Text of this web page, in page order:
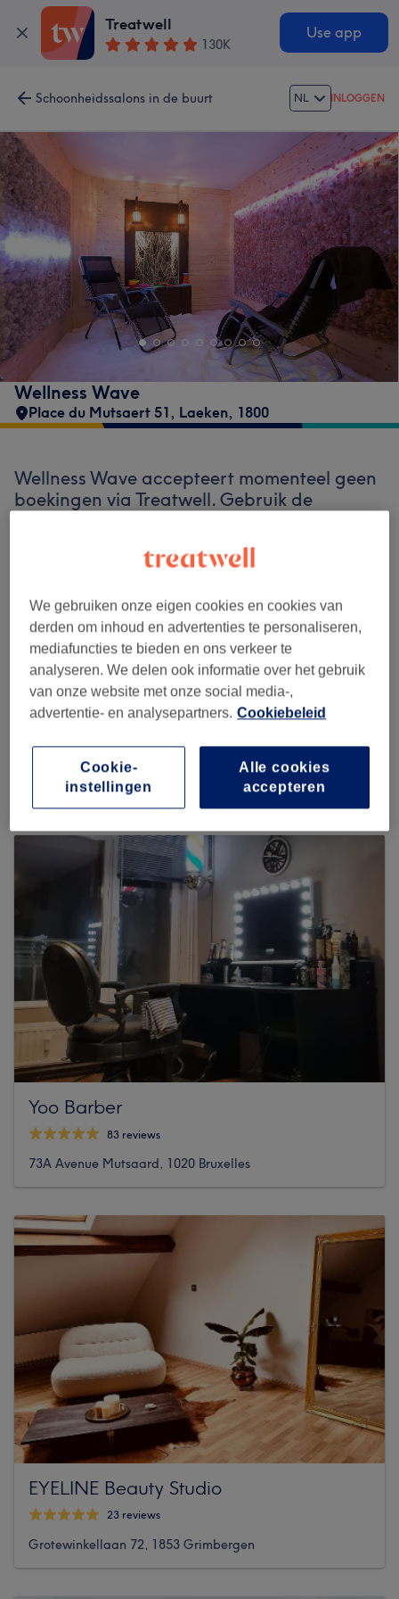
Treatwell
130K
Use app
Schoonheidssalons in de buurt NL INLOGGEN
Wellness Wave
Place du Mutsaert 51, Laeken, 1800
Wellness Wave accepteert momenteel geen
boekingen via Treatwell. Gebruik de
beschikbare salons in jouw buurt te
Je vindt er tal van hoogwaardige
ontvangen.
Vind de beste salons bij jou in de buurt
Zoek op Treatwell
Yoo Barber
83 reviews
73A Avenue Mutsaard, 1020 Bruxelles
EYELINE Beauty Studio
23 reviews
Grotewinkellaan 72, 1853 Grimbergen
We gebruiken onze eigen cookies en cookies van
derden om inhoud en advertenties te personaliseren,
mediafuncties te bieden en ons verkeer te
analyseren. We delen ook informatie over het gebruik
van onze website met onze social media-,
advertentie- en analysepartners. Cookiebeleid
Alle cookies
accepteren
Cookie-
instellingen